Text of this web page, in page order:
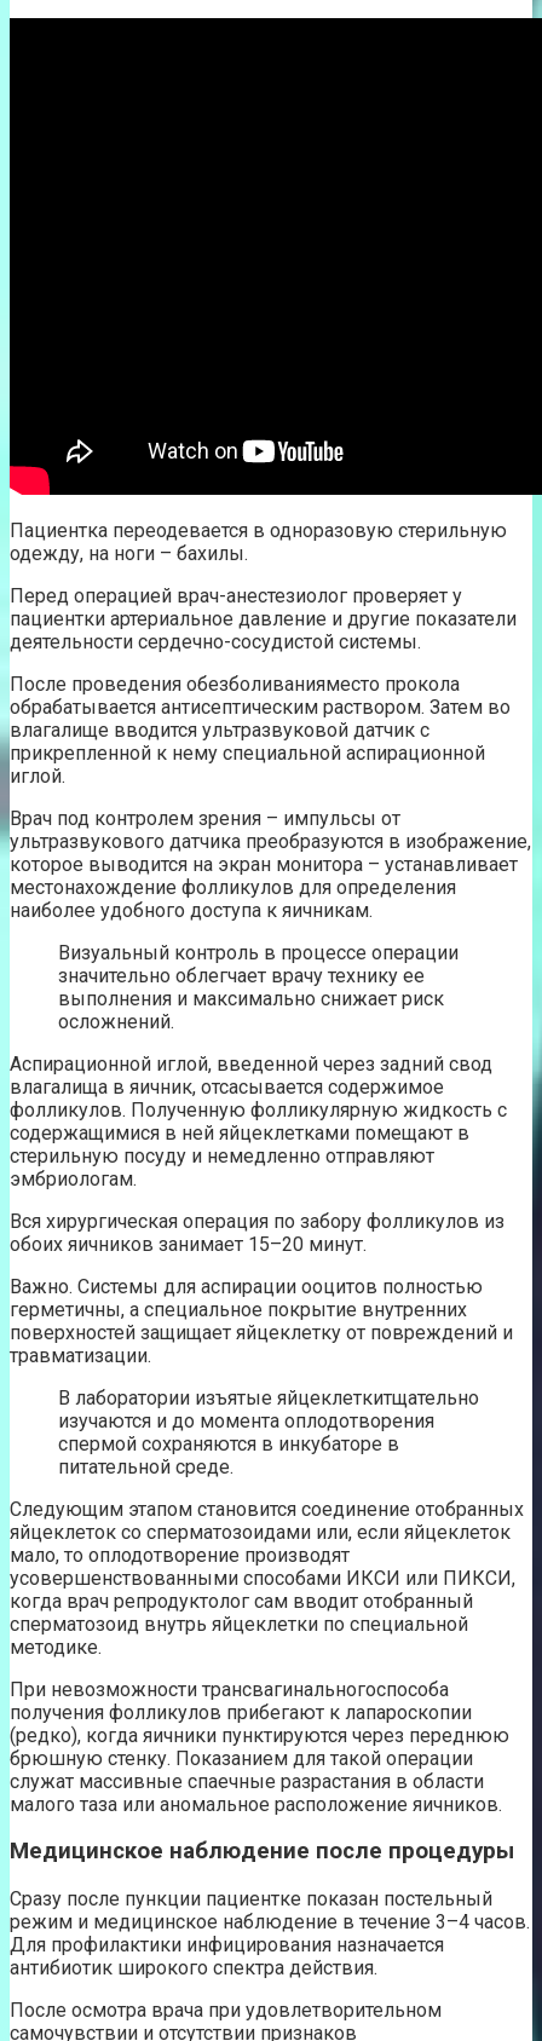
Пациентка переодевается в одноразовую стерильную
одежду, на ноги – бахилы.
Перед операцией врач-анестезиолог проверяет у
пациентки артериальное давление и другие показатели
деятельности сердечно-сосудистой системы.
После проведения обезболиванияместо прокола
обрабатывается антисептическим раствором. Затем во
влагалище вводится ультразвуковой датчик с
прикрепленной к нему специальной аспирационной
иглой.
Врач под контролем зрения – импульсы от
ультразвукового датчика преобразуются в изображение,
которое выводится на экран монитора – устанавливает
местонахождение фолликулов для определения
наиболее удобного доступа к яичникам.
Визуальный контроль в процессе операции
значительно облегчает врачу технику ее
выполнения и максимально снижает риск
осложнений.
Аспирационной иглой, введенной через задний свод
влагалища в яичник, отсасывается содержимое
фолликулов. Полученную фолликулярную жидкость с
содержащимися в ней яйцеклетками помещают в
стерильную посуду и немедленно отправляют
эмбриологам.
Вся хирургическая операция по забору фолликулов из
обоих яичников занимает 15–20 минут.
Важно. Системы для аспирации ооцитов полностью
герметичны, а специальное покрытие внутренних
поверхностей защищает яйцеклетку от повреждений и
травматизации.
В лаборатории изъятые яйцеклеткитщательно
изучаются и до момента оплодотворения
спермой сохраняются в инкубаторе в
питательной среде.
Следующим этапом становится соединение отобранных
яйцеклеток со сперматозоидами или, если яйцеклеток
мало, то оплодотворение производят
усовершенствованными способами ИКСИ или ПИКСИ,
когда врач репродуктолог сам вводит отобранный
сперматозоид внутрь яйцеклетки по специальной
методике.
При невозможности трансвагинальногоспособа
получения фолликулов прибегают к лапароскопии
(редко), когда яичники пунктируются через переднюю
брюшную стенку. Показанием для такой операции
служат массивные спаечные разрастания в области
малого таза или аномальное расположение яичников.
Медицинское наблюдение после процедуры
Сразу после пункции пациентке показан постельный
режим и медицинское наблюдение в течение 3–4 часов.
Для профилактики инфицирования назначается
антибиотик широкого спектра действия.
После осмотра врача при удовлетворительном
самочувствии и отсутствии признаков